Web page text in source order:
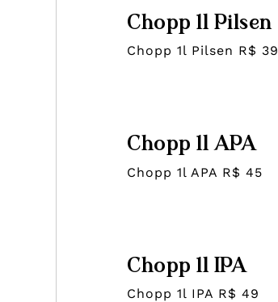
Chopp 1l Pilsen
Chopp 1l Pilsen R$ 39
Chopp 1l APA
Chopp 1l APA R$ 45
Chopp 1l IPA
Chopp 1l IPA R$ 49